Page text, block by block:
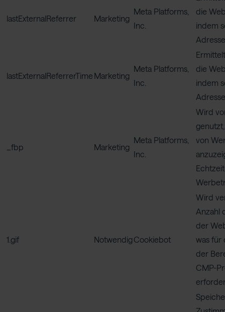
lastExternalReferrer Marketing
Meta Platforms,
Inc.
die
indem
lastExternalReferrerTime Marketing
Meta Platforms,
Inc.
die
indem
_fbp Marketing
Meta Platforms,
Inc.
Wird
von
1.gif Notwendig Cookiebot
Wird
Anzahl
der
was für
der
CMP-